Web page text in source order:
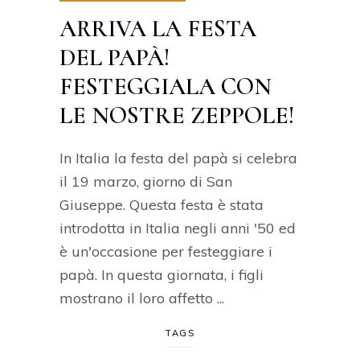
ARRIVA LA FESTA
DEL PAPÀ!
FESTEGGIALA CON
LE NOSTRE ZEPPOLE!
In Italia la festa del papà si celebra
il 19 marzo, giorno di San
Giuseppe. Questa festa è stata
introdotta in Italia negli anni '50 ed
è un'occasione per festeggiare i
papà. In questa giornata, i figli
mostrano il loro affetto
TAGS